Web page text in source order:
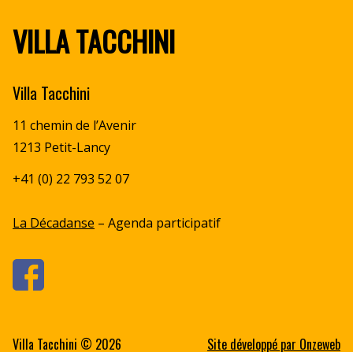
VILLA TACCHINI
Villa Tacchini
11 chemin de l’Avenir
1213 Petit-Lancy
+41 (0) 22 793 52 07
La Décadanse – Agenda participatif
Villa Tacchini © 2026 Site développé par Onzeweb